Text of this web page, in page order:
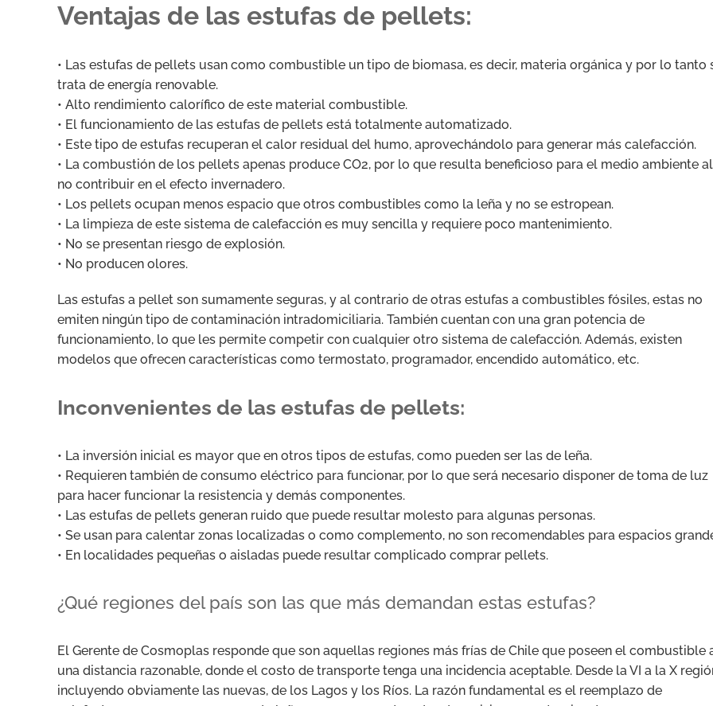
Ventajas de las estufas de pellets:
• Las estufas de pellets usan como combustible un tipo de biomasa, es decir, materia orgánica y por lo tanto
trata de energía renovable.
• Alto rendimiento calorífico de este material combustible.
• El funcionamiento de las estufas de pellets está totalmente automatizado.
• Este tipo de estufas recuperan el calor residual del humo, aprovechándolo para generar más calefacción.
• La combustión de los pellets apenas produce CO2, por lo que resulta beneficioso para el medio ambiente al
no contribuir en el efecto invernadero.
• Los pellets ocupan menos espacio que otros combustibles como la leña y no se estropean.
• La limpieza de este sistema de calefacción es muy sencilla y requiere poco mantenimiento.
• No se presentan riesgo de explosión.
• No producen olores.
Las estufas a pellet son sumamente seguras, y al contrario de otras estufas a combustibles fósiles, estas no
emiten ningún tipo de contaminación intradomiciliaria. También cuentan con una gran potencia de
funcionamiento, lo que les permite competir con cualquier otro sistema de calefacción. Además, existen
modelos que ofrecen características como termostato, programador, encendido automático, etc.
Inconvenientes de las estufas de pellets:
• La inversión inicial es mayor que en otros tipos de estufas, como pueden ser las de leña.
• Requieren también de consumo eléctrico para funcionar, por lo que será necesario disponer de toma de luz
para hacer funcionar la resistencia y demás componentes.
• Las estufas de pellets generan ruido que puede resultar molesto para algunas personas.
• Se usan para calentar zonas localizadas o como complemento, no son recomendables para espacios
• En localidades pequeñas o aisladas puede resultar complicado comprar pellets.
¿Qué regiones del país son las que más demandan estas estufas?
El Gerente de Cosmoplas responde que son aquellas regiones más frías de Chile que poseen el combustible
una distancia razonable, donde el costo de transporte tenga una incidencia aceptable. Desde la VI a la X
incluyendo obviamente las nuevas, de los Lagos y los Ríos. La razón fundamental es el reemplazo de